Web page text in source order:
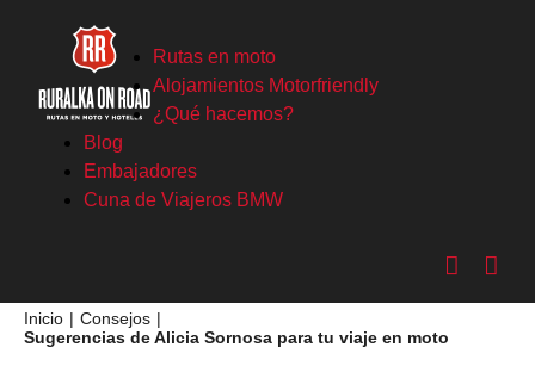
contenido
Rutas en moto
Alojamientos Motorfriendly
¿Qué hacemos?
Blog
Embajadores
Cuna de Viajeros BMW
Inicio
Consejos
Sugerencias de Alicia Sornosa para tu viaje en moto